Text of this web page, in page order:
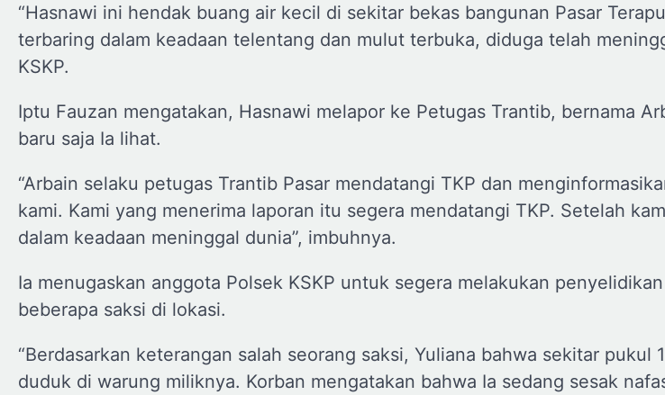
“Hasnawi ini hendak buang air kecil di sekitar bekas bangunan Pasar
terbaring dalam keadaan telentang dan mulut terbuka, diduga telah
KSKP.
Iptu Fauzan mengatakan, Hasnawi melapor ke Petugas Trantib, bernama
baru saja Ia lihat.
“Arbain selaku petugas Trantib Pasar mendatangi TKP dan
kami. Kami yang menerima laporan itu segera mendatangi TKP. Setelah
dalam keadaan meninggal dunia”, imbuhnya.
Ia menugaskan anggota Polsek KSKP untuk segera melakukan
beberapa saksi di lokasi.
“Berdasarkan keterangan salah seorang saksi, Yuliana bahwa sekitar pukul
duduk di warung miliknya. Korban mengatakan bahwa Ia sedang sesak